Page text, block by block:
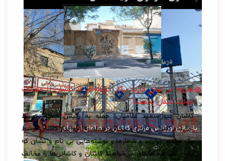
بازسازی اورژانس مرکزی کاشان در هاله‌ای از ابهام
هرچه در توان دارند بکار گرفته‌اند تا کاشان را مخالف
دولت نشان بدهند!
کاشان نیوز-سعید غلامیان: حمله به رئیس جمهور توسط
نماینده کاشان و آران و بیدگل، حمله به فرماندار کاشان توسط
یک معمم جوان… و شعارها و نوشته‌هایی بی نام و نشان که
نشان میدهد عده‌‌ای می‌خواهند کاشان و کاشانی‌ها را مخالف